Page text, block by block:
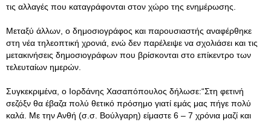
τις αλλαγές που καταγράφονται στον χώρο της ενημέρωσης.
Μεταξύ άλλων, ο δημοσιογράφος και παρουσιαστής αναφέρθηκε
στη νέα τηλεοπτική χρονιά, ενώ δεν παρέλειψε να σχολιάσει και τις
μετακινήσεις δημοσιογράφων που βρίσκονται στο επίκεντρο των
τελευταίων ημερών.
Συγκεκριμένα, ο Ιορδάνης Χασαπόπουλος δήλωσε:“Στη φετινή
σεζόξν θα έβαζα πολύ θετικό πρόσημο γιατί εμάς μας πήγε πολύ
καλά. Με την Ανθή (σ.σ. Βούλγαρη) είμαστε 6 – 7 χρόνια μαζί και